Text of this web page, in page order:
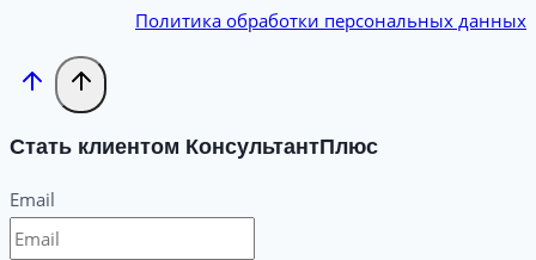
Политика обработки персональных данных
Стать клиентом КонсультантПлюс
Email